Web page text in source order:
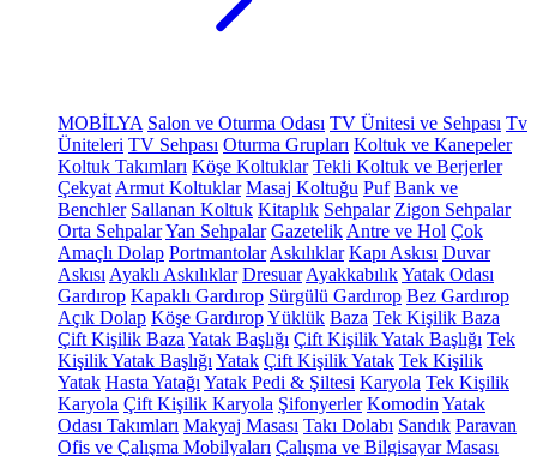
MOBİLYA Salon ve Oturma Odası TV Ünitesi ve Sehpası Tv
Üniteleri TV Sehpası Oturma Grupları Koltuk ve Kanepeler
Koltuk Takımları Köşe Koltuklar Tekli Koltuk ve Berjerler
Çekyat Armut Koltuklar Masaj Koltuğu Puf Bank ve
Benchler Sallanan Koltuk Kitaplık Sehpalar Zigon Sehpalar
Orta SehpalarYan Sehpalar Gazetelik Antre ve Hol Çok
Amaçlı Dolap Portmantolar Askılıklar Kapı Askısı Duvar
Askısı Ayaklı Askılıklar Dresuar AyakkabılıkYatak Odası
Gardırop Kapaklı Gardırop Sürgülü Gardırop Bez Gardırop
Açık Dolap Köşe GardıropYüklük Baza Tek Kişilik Baza
Çift Kişilik Baza Yatak Başlığı Çift Kişilik Yatak Başlığı Tek
Kişilik Yatak Başlığı Yatak Çift Kişilik Yatak Tek Kişilik
Yatak Hasta Yatağı Yatak Pedi & Şiltesi Karyola Tek Kişilik
Karyola Çift Kişilik Karyola Şifonyerler Komodin Yatak
Odası Takımları Makyaj Masası Takı Dolabı Sandık Paravan
Ofis ve Çalışma Mobilyaları Çalışma ve Bilgisayar Masası